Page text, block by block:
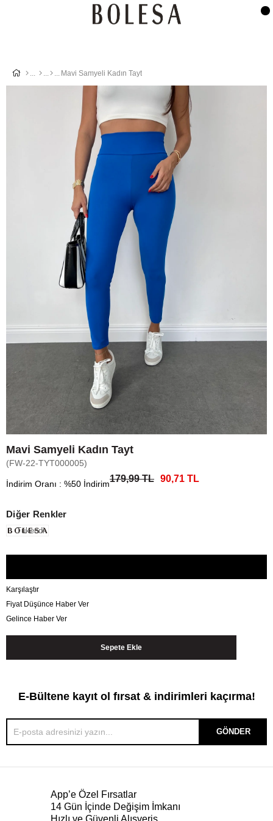
Mavi Samyeli Kadın Tayt
Mavi Samyeli Kadın Tayt
(FW-22-TYT000005)
İndirim Oranı : %50 İndirim179,99 TL 90,71 TL
Diğer Renkler
Tükendi
Karşılaştır
Fiyat Düşünce Haber Ver
Gelince Haber Ver
E-Bültene kayıt ol fırsat & indirimleri kaçırma!
GÖNDER
App’e Özel Fırsatlar
14 Gün İçinde Değişim İmkanı
Hızlı ve Güvenli Alışveriş